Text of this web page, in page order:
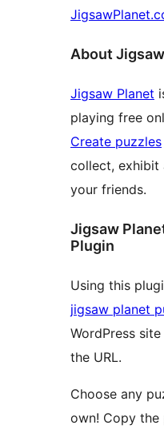
About
Jigsaw Planet
playing free
Create puzzles
collect, exhibit
your friends.
Jigsaw
Plugin
Using this
jigsaw planet
WordPress
the URL.
Choose any
own! Copy the